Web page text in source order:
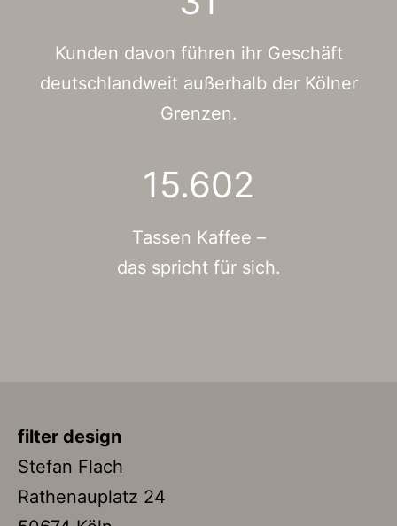
Kunden davon führen ihr Geschäft
deutschlandweit außerhalb der Kölner
Grenzen.
15.602
Tassen Kaffee –
das spricht für sich.
filter design
Stefan Flach
Rathenauplatz 24